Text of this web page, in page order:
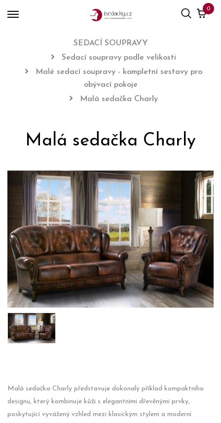
0
SEDACÍ SOUPRAVY
Sedací soupravy podle velikosti
Malé sedací soupravy - kompletní sestavy pro
obývací pokoje
Malá sedačka Charly
Malá sedačka Charly
Malá sedačka Charly představuje dokonalý příklad kompaktního
designu, který kombinuje kůži s elegantními dřevěnými prvky,
poskytující vyvážený vzhled mezi klasickým stylem a moderní